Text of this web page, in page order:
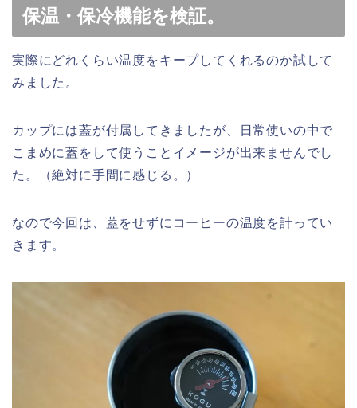
保温・保冷機能を検証。
実際にどれくらい温度をキープしてくれるのか試して
みました。
カップには蓋が付属してきましたが、日常使いの中で
こまめに蓋をして使うことイメージが出来ませんでし
た。（絶対に手間に感じる。）
なので今回は、蓋をせずにコーヒーの温度を計ってい
きます。